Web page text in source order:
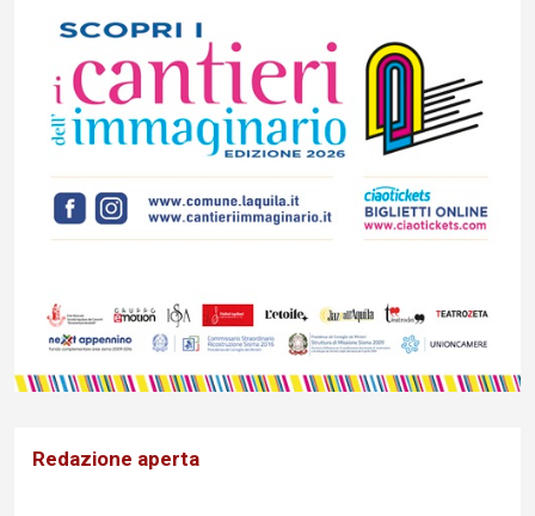
Redazione aperta